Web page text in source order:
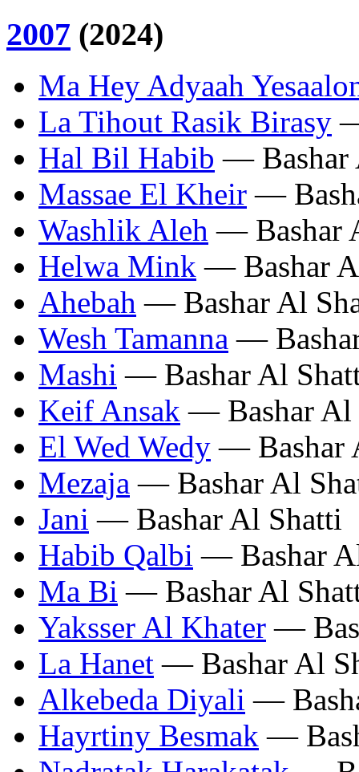
2007 (2024)
Ma Hey Adyaah
La Tihout Rasik Birasy
Hal Bil Habib — Bashar
Massae El Kheir —
Washlik Aleh — Bashar
Helwa Mink — Bashar
Ahebah — Bashar Al
Wesh Tamanna —
Mashi — Bashar Al
Keif Ansak — Bashar Al
El Wed Wedy — Bashar
Mezaja — Bashar Al
Jani — Bashar Al Shatti
Habib Qalbi — Bashar
Ma Bi — Bashar Al
Yaksser Al Khater —
La Hanet — Bashar Al
Alkebeda Diyali —
Hayrtiny Besmak —